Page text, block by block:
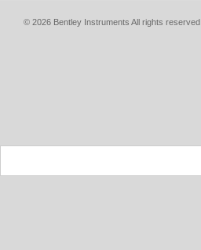
© 2026 Bentley Instruments All rights reserved.